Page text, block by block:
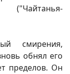
смирения,
обнял его
пределов. Он